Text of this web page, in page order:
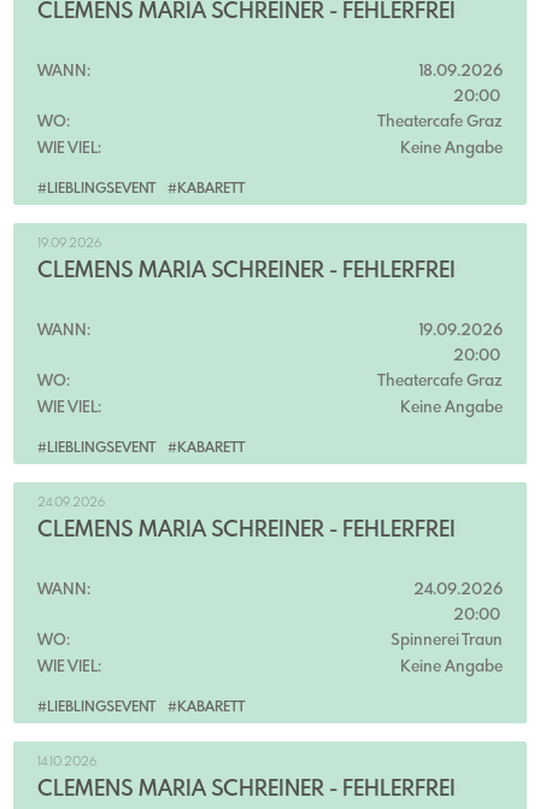
#LIEBLINGSEVENT #KABARETT
CLEMENS MARIA SCHREINER - FEHLERFREI
WANN:
18.09.2026
20:00
WO:
Theatercafe Graz
WIE VIEL:
Keine Angabe
#LIEBLINGSEVENT #KABARETT
19.09.2026
CLEMENS MARIA SCHREINER - FEHLERFREI
WANN:
19.09.2026
20:00
WO:
Theatercafe Graz
WIE VIEL:
Keine Angabe
#LIEBLINGSEVENT #KABARETT
24.09.2026
CLEMENS MARIA SCHREINER - FEHLERFREI
WANN:
24.09.2026
20:00
WO:
Spinnerei Traun
WIE VIEL:
Keine Angabe
14.10.2026
CLEMENS MARIA SCHREINER - FEHLERFREI